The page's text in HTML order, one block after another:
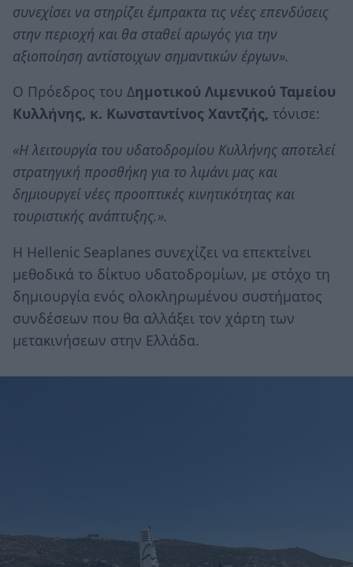
συνεχίσει να στηρίζει έμπρακτα τις νέες επενδύσεις
στην περιοχή και θα σταθεί αρωγός για την
αξιοποίηση αντίστοιχων σημαντικών έργων».
Ο Πρόεδρος του Δημοτικού Λιμενικού Ταμείου
Κυλλήνης, κ. Κωνσταντίνος Χαντζής, τόνισε:
«Η λειτουργία του υδατοδρομίου Κυλλήνης αποτελεί
στρατηγική προσθήκη για το λιμάνι μας και
δημιουργεί νέες προοπτικές κινητικότητας και
τουριστικής ανάπτυξης.».
Η Hellenic Seaplanes συνεχίζει να επεκτείνει
μεθοδικά το δίκτυο υδατοδρομίων, με στόχο τη
δημιουργία ενός ολοκληρωμένου συστήματος
συνδέσεων που θα αλλάξει τον χάρτη των
μετακινήσεων στην Ελλάδα.